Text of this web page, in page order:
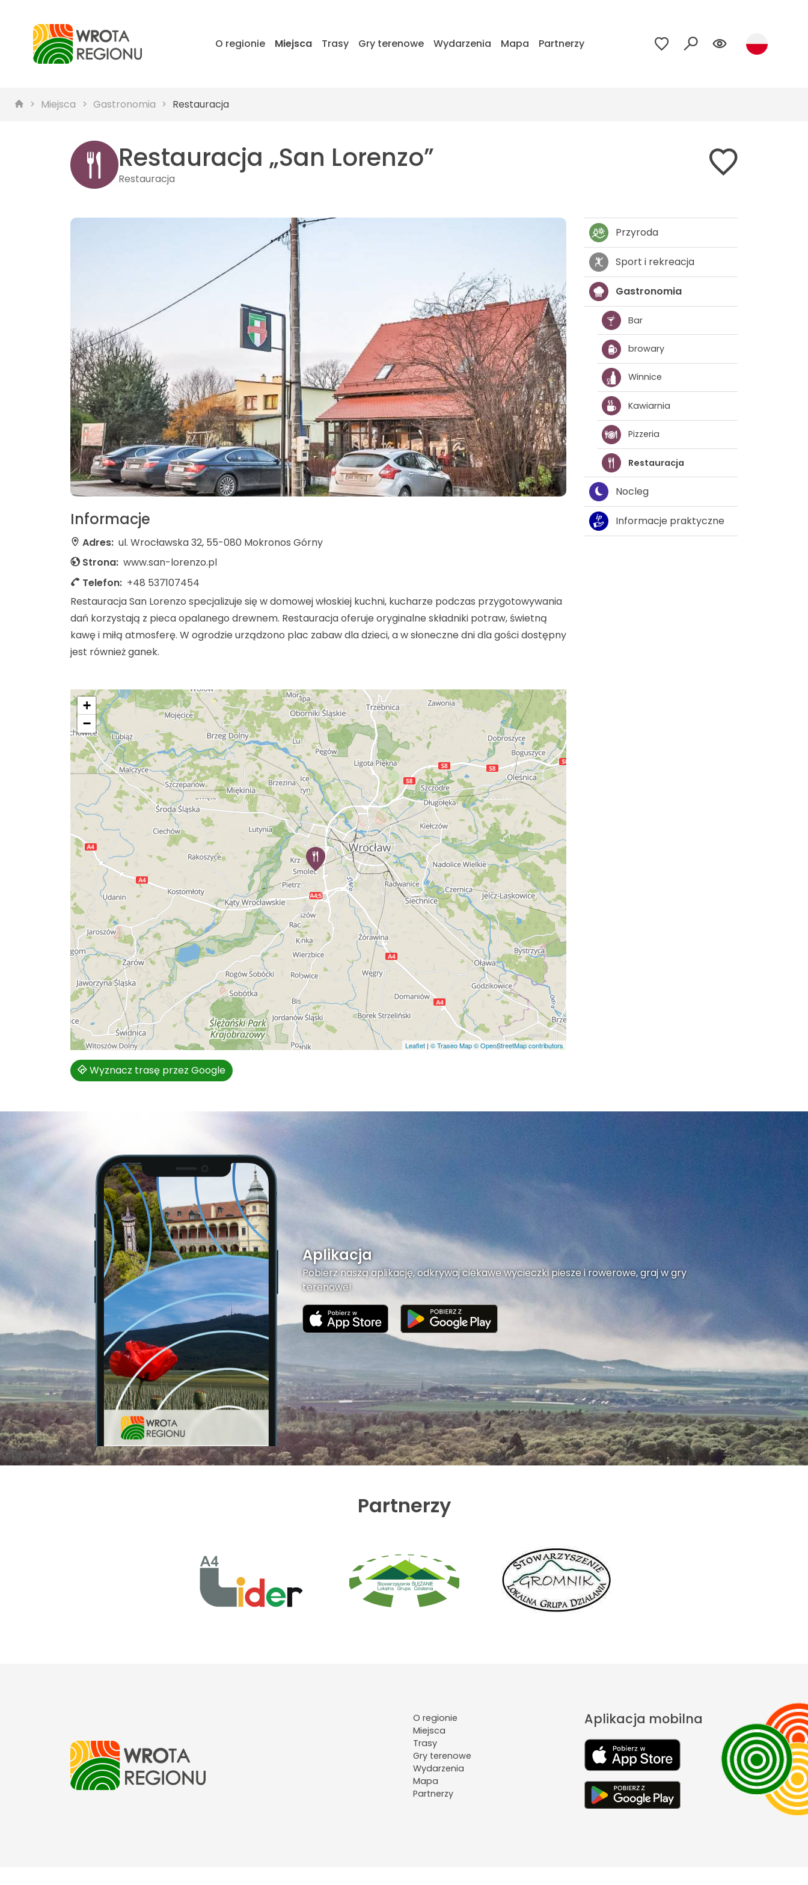
O regionie Miejsca Trasy Gry terenowe Wydarzenia Mapa Partnerzy
Miejsca Gastronomia Restauracja
Restauracja „San Lorenzo”
Restauracja
Informacje
Adres: ul. Wrocławska 32, 55-080 Mokronos Górny
Strona: www.san-lorenzo.pl
Telefon: +48 537107454
Restauracja San Lorenzo specjalizuje się w domowej włoskiej kuchni, kucharze podczas przygotowywania
dań korzystają z pieca opalanego drewnem. Restauracja oferuje oryginalne składniki potraw, świetną
kawę i miłą atmosferę. W ogrodzie urządzono plac zabaw dla dzieci, a w słoneczne dni dla gości dostępny
jest również ganek.
+
−
Leaflet | © Traseo Map© OpenStreetMap contributors
Wyznacz trasę przez Google
Przyroda
Sport i rekreacja
Gastronomia
Bar
browary
Winnice
Kawiarnia
Pizzeria
Restauracja
Nocleg
Informacje praktyczne
Aplikacja
Pobierz naszą aplikację, odkrywaj ciekawe wycieczki piesze i rowerowe, graj w gry
terenowe!
Partnerzy
O regionie
Miejsca
Trasy
Gry terenowe
Wydarzenia
Mapa
Partnerzy
Aplikacja mobilna